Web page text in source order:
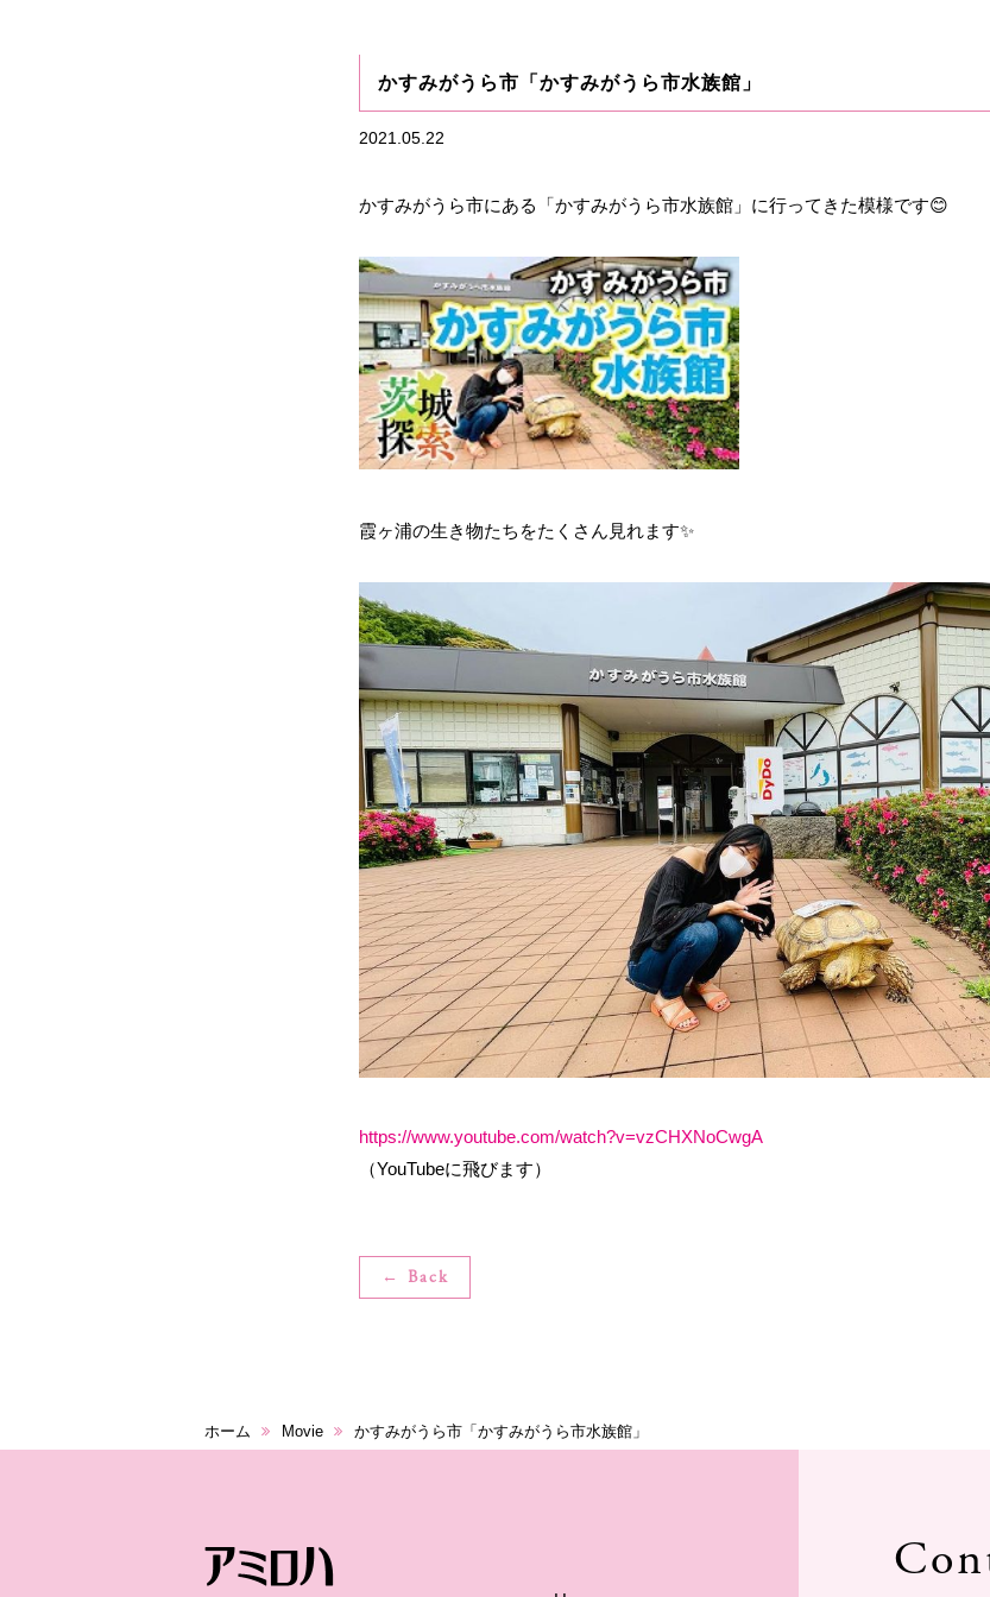
かすみがうら市「かすみがうら市水族館」
2021.05.22
かすみがうら市にある「かすみがうら市水族館」に行ってきた模様です😊
霞ヶ浦の生き物たちをたくさん見れます✨
https://www.youtube.com/watch?v=vzCHXNoCwgA
（YouTubeに飛びます）
← Back
ホーム Movie かすみがうら市「かすみがうら市水族館」